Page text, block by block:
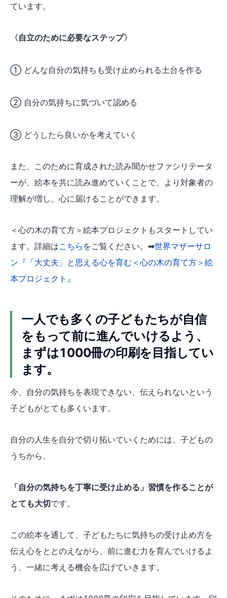
ています。
〈自立のために必要なステップ〉
① どんな自分の気持ちも受け止められる土台を作る
② 自分の気持ちに気づいて認める
③ どうしたら良いかを考えていく
また、このために育成された読み聞かせファシリテータ
ーが、絵本を共に読み進めていくことで、より対象者の
理解が増し、心に届けることができます。
＜心の木の育て方＞絵本プロジェクトもスタートしてい
ます。詳細はこちら をご覧ください。➡世界マザーサロ
ン『「大丈夫」と思える心を育む＜心の木の育て方＞絵
本プロジェクト』
一人でも多くの子どもたちが自信
をもって前に進んでいけるよう、
まずは1000冊の印刷を目指してい
ます。
今、自分の気持ちを表現できない、伝えられないという
子どもがとても多くいます。
自分の人生を自分で切り拓いていくためには、子どもの
うちから、
「自分の気持ちを丁寧に受け止める」習慣を作ることが
とても大切です。
この絵本を通して、子どもたちに気持ちの受け止め方を
伝え心をととのえながら、前に進む力を育んでいけるよ
う、一緒に考える機会を広げていきます。